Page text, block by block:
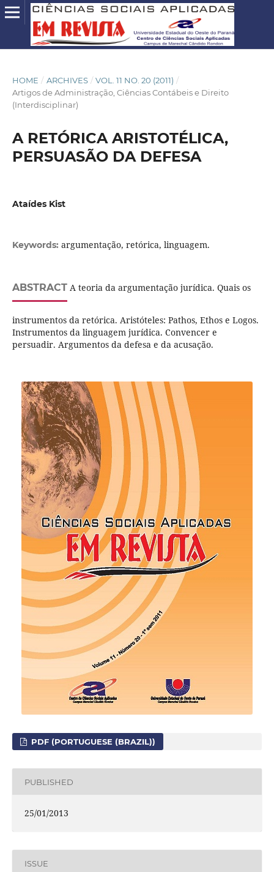
HOME / ARCHIVES / VOL. 11 NO. 20 (2011) /
Artigos de Administração, Ciências Contábeis e Direito
(Interdisciplinar)
A RETÓRICA ARISTOTÉLICA,
PERSUASÃO DA DEFESA
Ataídes Kist
Keywords: argumentação, retórica, linguagem.
ABSTRACTA teoria da argumentação jurídica. Quais os
instrumentos da retórica. Aristóteles: Pathos, Ethos e Logos.
Instrumentos da linguagem jurídica. Convencer e
persuadir. Argumentos da defesa e da acusação.
PDF (PORTUGUESE (BRAZIL))
PUBLISHED
25/01/2013
ISSUE